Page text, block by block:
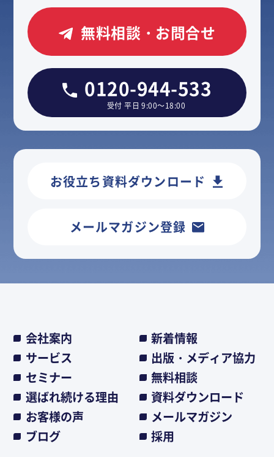
無料相談・お問合せ
0120-944-533
受付 平日 9:00～18:00
お役立ち資料ダウンロード
メールマガジン登録
会社案内
新着情報
サービス
出版・メディア協力
セミナー
無料相談
選ばれ続ける理由
資料ダウンロード
お客様の声
メールマガジン
ブログ
採用